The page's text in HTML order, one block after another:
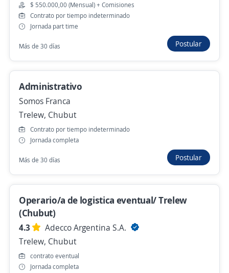
3,5
Ónix HR Consulting
San Miguel de Tucumán, Tucumán
Empleo destacado
Agente de Call Center Bilingüe (English
B2+/C1)
INFLUX INC.
Hace 6 días
Se precisa Urgente
Vendedor Viajante de Lubricantes Shell con
Residencia en VCP O Alta Gracia, Cordoba
Patocchi Passera
$ 550.000,00 (Mensual) + Comisiones
Contrato por tiempo indeterminado
Jornada part time
Más de 30 días Postular
Administrativo
Somos Franca
Trelew, Chubut
Contrato por tiempo indeterminado
Jornada completa
Más de 30 días Postular
Operario/a de logistica eventual/ Trelew
(Chubut)
4.3
Adecco Argentina S.A.
Trelew, Chubut
contrato eventual
Jornada completa